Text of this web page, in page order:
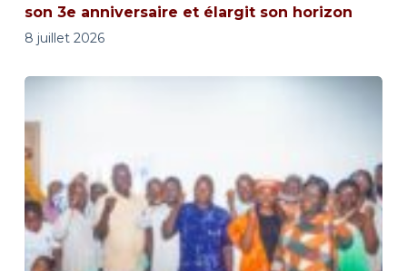
son 3e anniversaire et élargit son horizon
8 juillet 2026